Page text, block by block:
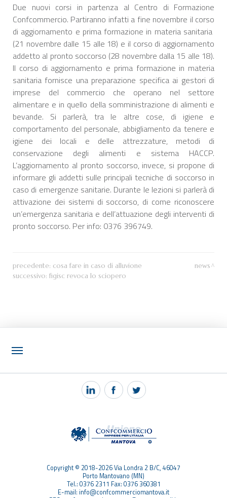
Due nuovi corsi in partenza al Centro di Formazione
Confcommercio. Partiranno infatti a fine novembre il corso
di aggiornamento e prima formazione in materia sanitaria
(21 novembre dalle 15 alle 18) e il corso di aggiornamento
addetto al pronto soccorso (28 novembre dalla 15 alle 18).
Il corso di aggiornamento e prima formazione in materia
sanitaria fornisce una preparazione specifica ai gestori di
imprese del commercio che operano nel settore
alimentare e in quello della somministrazione di alimenti e
bevande. Si parlerà, tra le altre cose, di igiene e
comportamento del personale, abbigliamento da tenere e
igiene dei locali e delle attrezzature, metodi di
conservazione degli alimenti e sistema HACCP.
L’aggiornamento al pronto soccorso, invece, si propone di
informare gli addetti sulle principali tecniche di soccorso in
caso di emergenze sanitarie. Durante le lezioni si parlerà di
attivazione dei sistemi di soccorso, di come riconoscere
un’emergenza sanitaria e dell’attuazione degli interventi di
pronto soccorso. Per info: 0376 396749.
precedente: cosa fare in caso di alluvione
successivo: figisc revoca lo sciopero
news
NOTIZIE
PEC MANTOVA MAIL
Copyright © 2018-2026 Via Londra 2 B/C, 46047
Porto Mantovano (MN)
Tel.: 0376 2311 Fax: 0376 360381
E-mail: info@confcommerciomantova.it